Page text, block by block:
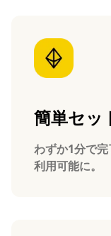
簡単セッ
わずか1分で
利用可能に。